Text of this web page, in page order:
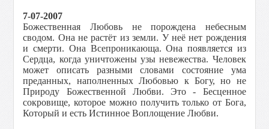
7-07-2007
Божественная Любовь не порождена небесным
сводом. Она не растёт из земли. У неё нет рождения
и смерти. Она Всепроникающа. Она появляется из
Сердца, когда уничтожены узы невежества. Человек
может описать разными словами состояние ума
преданных, наполненных Любовью к Богу, но не
Природу Божественной Любви. Это - Бесценное
сокровище, которое можно получить только от Бога,
Который и есть Истинное Воплощение Любви.